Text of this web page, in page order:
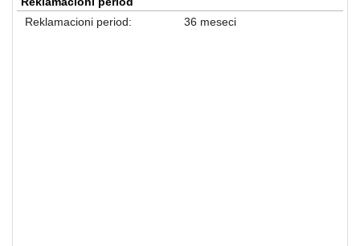
Reklamacioni period:
36 meseci